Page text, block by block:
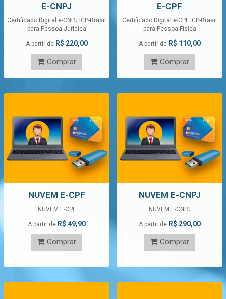
E-CNPJ
Certificado Digital e-CNPJ ICP-Brasil
para Pessoa Jurídica
A partir de R$ 220,00
Comprar
E-CPF
Certificado Digital e-CPF ICP-Brasil
para Pessoa Física
A partir de R$ 110,00
Comprar
NUVEM E-CPF
NUVEM E-CPF
A partir de R$ 49,90
Comprar
NUVEM E-CNPJ
NUVEM E-CNPJ
A partir de R$ 290,00
Comprar